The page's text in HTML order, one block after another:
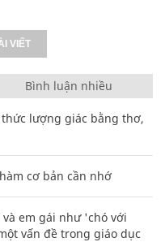
VIẾT
Bình luận nhiều
lượng giác bằng thơ,
cơ bản cần nhớ
em gái như 'chó với
vấn đề trong giáo dục